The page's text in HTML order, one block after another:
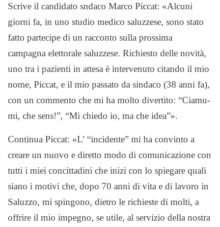
Scrive il candidato sndaco Marco Piccat: «Alcuni
giorni fa, in uno studio medico saluzzese, sono stato
fatto partecipe di un racconto sulla prossima
campagna elettorale saluzzese. Richiesto delle novità,
uno tra i pazienti in attesa è intervenuto citando il mio
nome, Piccat, e il mio passato da sindaco (38 anni fa),
con un commento che mi ha molto divertito: “Ciamu-
mi, che sens!”, “Mi chiedo io, ma che idea”».
Continua Piccat: «L’ “incidente” mi ha convinto a
creare un nuovo e diretto modo di comunicazione con
tutti i miei concittadini che inizi con lo spiegare quali
siano i motivi che, dopo 70 anni di vita e di lavoro in
Saluzzo, mi spingono, dietro le richieste di molti, a
offrire il mio impegno, se utile, al servizio della nostra